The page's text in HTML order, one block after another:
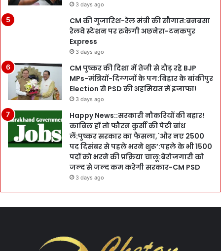
3 days ago
CM की गुजारिश-रेल मंत्री की सौगात:बनबसा
रेलवे स्टेशन पर रुकेगी अछनेरा-टनकपुर
Express
3 days ago
CM पुष्कर की दिशा में तेजी से दौड़ रहे BJP
MPs-मंत्रियों-दिग्गजों के पग:बिहार के बांकीपुर
Election से PSD की अहमियत में इजाफा!
3 days ago
Happy News::सरकारी नौकरियों की बहार!
काबिल हों तो फौरन कुर्सी की पेटी बांध
लें:पुष्कर सरकार का फैसला,`और नए 2500
पद दिसंबर से पहले भरने शुरू’:पहले के भी 1500
पदों को भरने की प्रक्रिया चालू:बेरोजगारी को
जल्द से जल्द कम करेगी सरकार-CM PSD
3 days ago